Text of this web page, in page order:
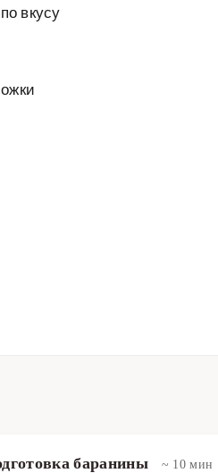
по вкусу
баранины ~ 10 мин